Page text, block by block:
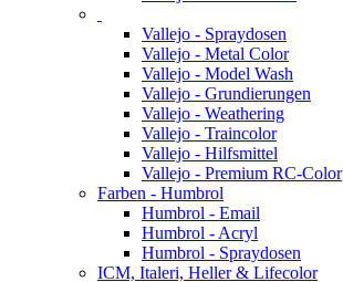
Vallejo - Spraydosen
Vallejo - Metal Color
Vallejo - Model Wash
Vallejo - Grundierungen
Vallejo - Weathering
Vallejo - Traincolor
Vallejo - Hilfsmittel
Vallejo - Premium RC-Color
Farben - Humbrol
Humbrol - Email
Humbrol - Acryl
Humbrol - Spraydosen
ICM, Italeri, Heller & Lifecolor